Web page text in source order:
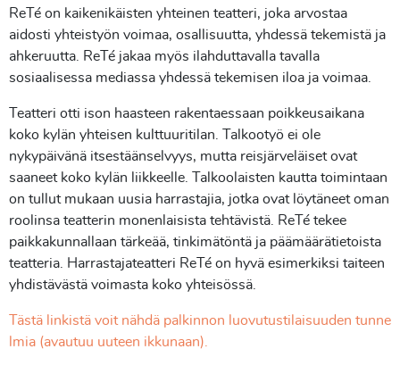
ReTé on kaikenikäisten yhteinen teatteri, joka arvostaa
aidosti yhteistyön voimaa, osallisuutta, yhdessä tekemistä ja
ahkeruutta. ReTé jakaa myös ilahduttavalla tavalla
sosiaalisessa mediassa yhdessä tekemisen iloa ja voimaa.
Teatteri otti ison haasteen rakentaessaan poikkeusaikana
koko kylän yhteisen kulttuuritilan. Talkootyö ei ole
nykypäivänä itsestäänselvyys, mutta reisjärveläiset ovat
saaneet koko kylän liikkeelle. Talkoolaisten kautta toimintaan
on tullut mukaan uusia harrastajia, jotka ovat löytäneet oman
roolinsa teatterin monenlaisista tehtävistä. ReTé tekee
paikkakunnallaan tärkeää, tinkimätöntä ja päämäärätietoista
teatteria. Harrastajateatteri ReTé on hyvä esimerkiksi taiteen
yhdistävästä voimasta koko yhteisössä.
Tästä linkistä voit nähdä palkinnon luovutustilaisuuden tunne
lmia (avautuu uuteen ikkunaan).